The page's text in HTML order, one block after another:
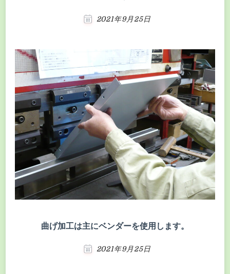
2021年9月25日
曲げ加工は主にベンダーを使用します。
2021年9月25日